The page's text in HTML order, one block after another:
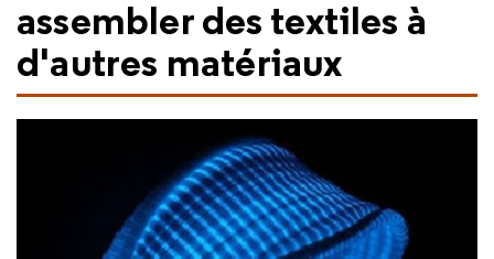
assembler des textiles à
d'autres matériaux